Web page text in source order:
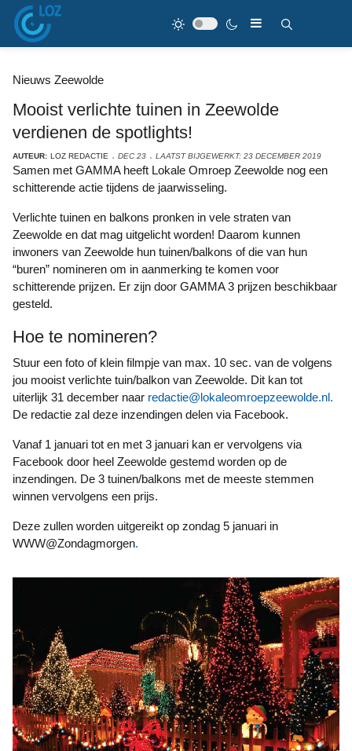
Nieuws Zeewolde
Mooist verlichte tuinen in Zeewolde
verdienen de spotlights!
AUTEUR: LOZ REDACTIE DEC 23 LAATST BIJGEWERKT: 23 DECEMBER 2019
Samen met GAMMA heeft Lokale Omroep Zeewolde nog een
schitterende actie tijdens de jaarwisseling.
Verlichte tuinen en balkons pronken in vele straten van
Zeewolde en dat mag uitgelicht worden! Daarom kunnen
inwoners van Zeewolde hun tuinen/balkons of die van hun
“buren” nomineren om in aanmerking te komen voor
schitterende prijzen. Er zijn door GAMMA 3 prijzen beschikbaar
gesteld.
Hoe te nomineren?
Stuur een foto of klein filmpje van max. 10 sec. van de volgens
jou mooist verlichte tuin/balkon van Zeewolde. Dit kan tot
uiterlijk 31 december naar redactie@lokaleomroepzeewolde.nl.
De redactie zal deze inzendingen delen via Facebook.
Vanaf 1 januari tot en met 3 januari kan er vervolgens via
Facebook door heel Zeewolde gestemd worden op de
inzendingen. De 3 tuinen/balkons met de meeste stemmen
winnen vervolgens een prijs.
Deze zullen worden uitgereikt op zondag 5 januari in
WWW@Zondagmorgen.